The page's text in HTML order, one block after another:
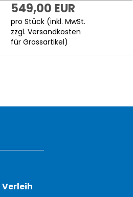
549,00 EUR
pro Stück (inkl. MwSt.
zzgl.Versandkosten
für Grossartikel)
Verleih